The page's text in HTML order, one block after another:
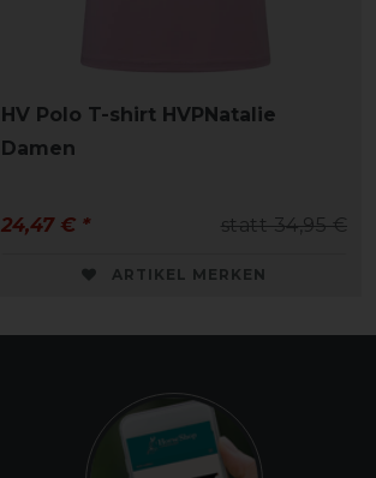
HV Polo T-shirt HVPNatalie
Damen
statt 34,95 €
24,47 € *
ARTIKEL MERKEN